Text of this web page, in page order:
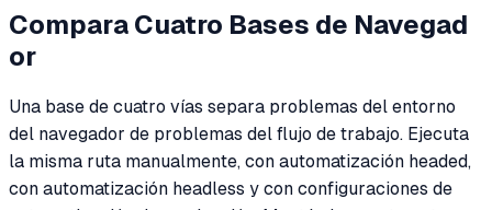
Compara Cuatro Bases de Navegad
or
Una base de cuatro vías separa problemas del entorno
del navegador de problemas del flujo de trabajo. Ejecuta
la misma ruta manualmente, con automatización headed,
con automatización headless y con configuraciones de